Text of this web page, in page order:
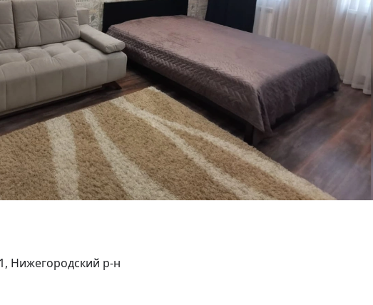
Нижегородский р-н